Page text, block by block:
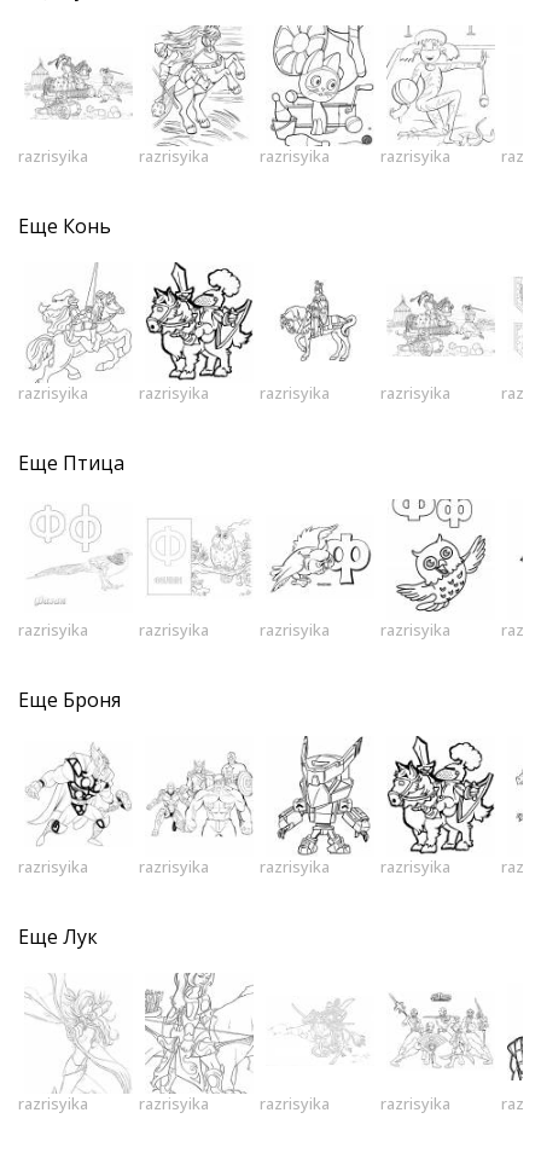
razrisyika razrisyika razrisyika razrisyika
Еще Конь
razrisyika razrisyika razrisyika razrisyika
Еще Птица
razrisyika razrisyika razrisyika razrisyika
Еще Броня
razrisyika razrisyika razrisyika razrisyika
Еще Лук
razrisyika razrisyika razrisyika razrisyika